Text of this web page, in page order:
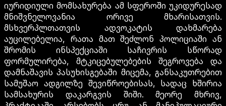
იურიდიული მომსახურება ამ სფეროში უკიდურესად
მნიშვნელოვანია ორივე მხარისათვის.
მსხვერპლთათვის ადვოკატის დახმარება
აუცილებელია, რათა მათ შეძლონ პოლიციაში ან
შრომის ინსპექციაში საჩივრის სწორად
ფორმულირება, მტკიცებულებების შეგროვება და
დამნაშავის პასუხისგებაში მიცემა, განსაკუთრებით
სამუშაო ადგილზე შევიწროებისას, სადაც ხშირია
სამსახურის დაკარგვის შიში. მეორე მხრივ,